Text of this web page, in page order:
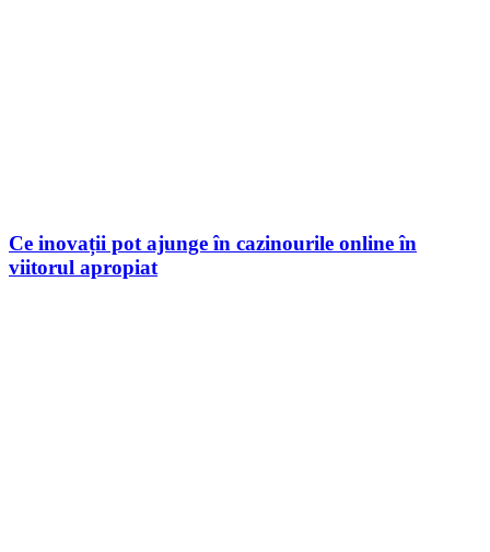
Ce inovații pot ajunge în cazinourile online în
viitorul apropiat